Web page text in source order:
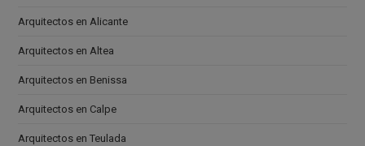
Arquitectos en Alicante
Arquitectos en Altea
Arquitectos en Benissa
Arquitectos en Calpe
Arquitectos en Teulada